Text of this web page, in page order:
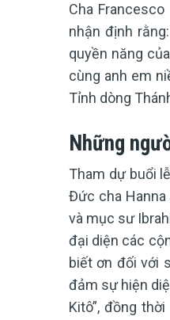
Cha
nhận định
quyền năng
cùng anh em
Tỉnh dòng
Những
Tham dự buổi
Đức cha Hanna
và mục sư
đại diện các
biết ơn đối với
đảm sự hiện
Kitô”, đồng